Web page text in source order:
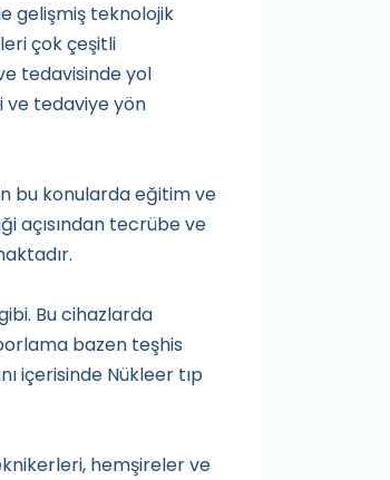
gelişmiş teknolojik
çok çeşitli
tedavisinde yol
ve tedaviye yön
bu konularda eğitim ve
açısından tecrübe ve
Bu cihazlarda
bazen teşhis
içerisinde Nükleer tıp
hemşireler ve